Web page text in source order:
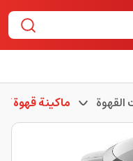
القهوة ماكينة قهوة